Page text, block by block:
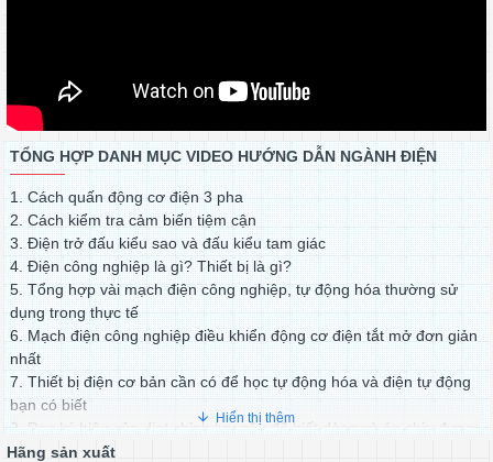
TỔNG HỢP DANH MỤC VIDEO HƯỚNG DẪN NGÀNH ĐIỆN
1. Cách quấn động cơ điện 3 pha
2. Cách kiểm tra cảm biến tiệm cận
3. Điện trở đấu kiểu sao và đấu kiểu tam giác
4. Điện công nghiệp là gì? Thiết bị là gì?
5. Tổng hợp vài mạch điện công nghiệp, tự động hóa thường sử
dụng trong thực tế
6. Mạch điện công nghiệp điều khiển động cơ điện tắt mở đơn giản
nhất
7. Thiết bị điện cơ bản cần có để học tự động hóa và điện tự động
bạn có biết
8. Đọc ký hiệu của diot chỉnh lưu cầu để biết dòng và áp chịu đựng
lớn nhất
Hãng sản xuất